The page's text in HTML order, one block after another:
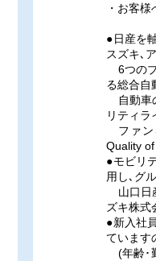
・お客
●日産を
スズキ､
6つの
る総合自
自動車
リティラ
ファン
Quality
●モビリ
用し､グ
山口日
ズキ株式
●新入社
ています
(年齢･